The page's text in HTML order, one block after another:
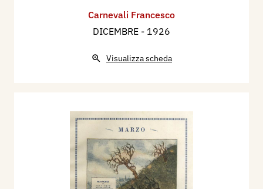
Carnevali Francesco
DICEMBRE - 1926
Visualizza scheda